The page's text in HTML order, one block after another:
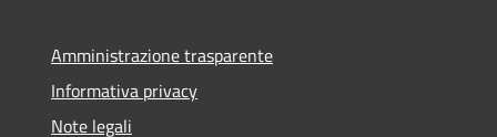
Amministrazione trasparente
Informativa privacy
Note legali